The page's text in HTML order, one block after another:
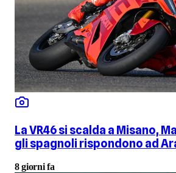
La VR46 si scalda a Misano,
gli spagnoli rispondono ad
8 giorni fa